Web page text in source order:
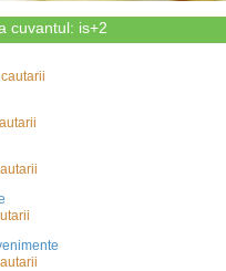
cuvantul: is+2